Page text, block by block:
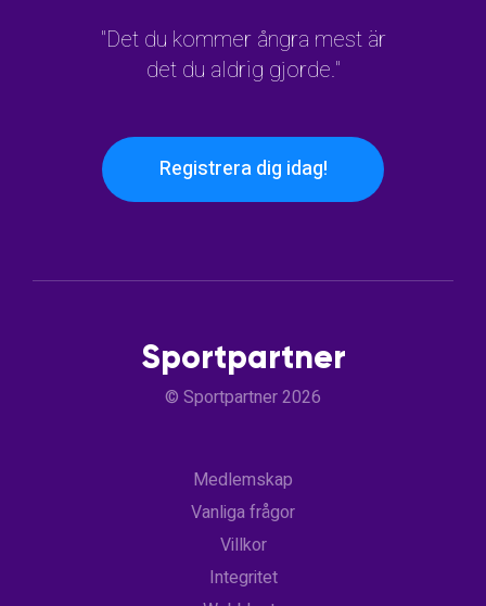
"Det du kommer ångra mest är
det du aldrig gjorde."
Registrera dig idag!
Sportpartner
© Sportpartner 2026
Medlemskap
Vanliga frågor
Villkor
Integritet